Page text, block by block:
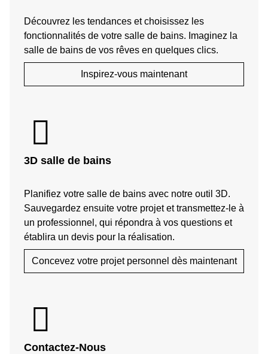
Découvrez les tendances et choisissez les
fonctionnalités de votre salle de bains. Imaginez la
salle de bains de vos rêves en quelques clics.
Inspirez-vous maintenant
3D salle de bains
Planifiez votre salle de bains avec notre outil 3D.
Sauvegardez ensuite votre projet et transmettez-le à
un professionnel, qui répondra à vos questions et
établira un devis pour la réalisation.
Concevez votre projet personnel dès maintenant
Contactez-Nous